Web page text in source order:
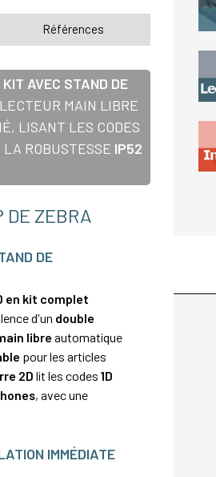
Références
AVEC STAND DE
MAIN LIBRE
LISANT LES CODES
LA ROBUSTESSE IP52
DE ZEBRA
DE
en kit complet
d'un double
libreautomatique
pour les articles
2D lit les codes1D
, avec une
IMMÉDIATE